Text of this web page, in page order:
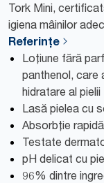
Tork Mini,
igiena mâinilor
Referințe
Loțiune fără
panthenol, care
hidratare al pielii
Lasă pielea cu
Absorbție
Testate
pH delicat cu
96% dintre